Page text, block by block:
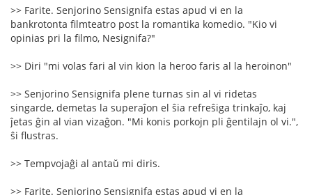
>> Farite. Senjorino Sensignifa estas apud vi en la
bankrotonta filmteatro post la romantika komedio. "Kio vi
opinias pri la filmo, Nesignifa?"
>> Diri "mi volas fari al vin kion la heroo faris al la heroinon"
>> Senjorino Sensignifa plene turnas sin al vi ridetas
singarde, demetas la superaĵon el ŝia refreŝiga trinkaĵo, kaj
ĵetas ĝin al vian vizaĝon. "Mi konis porkojn pli ĝentilajn ol vi.",
ŝi flustras.
>> Tempvojaĝi al antaŭ mi diris.
>> Farite. Senjorino Sensignifa estas apud vi en la